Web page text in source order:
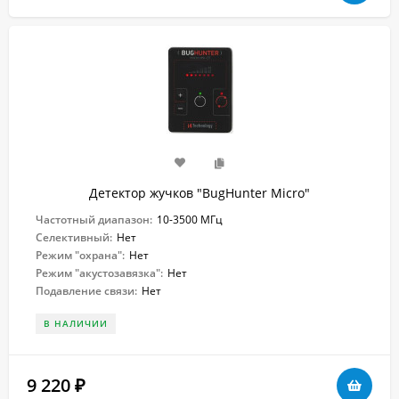
Детектор жучков "BugHunter Micro"
Частотный диапазон: 10-3500 МГц
Селективный: Нет
Режим "охрана": Нет
Режим "акустозавязка": Нет
Подавление связи: Нет
В НАЛИЧИИ
9 220 ₽